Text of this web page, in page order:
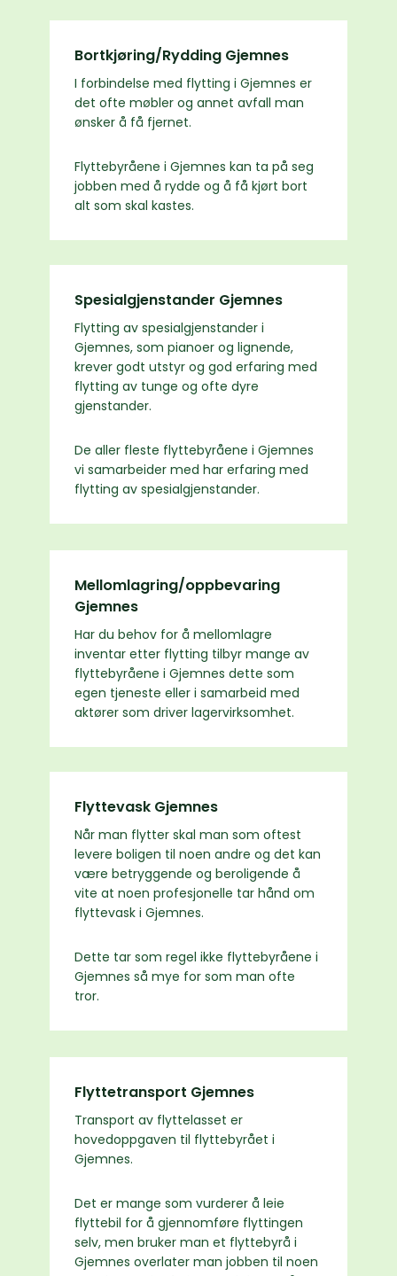
Bortkjøring/Rydding Gjemnes
I forbindelse med flytting i Gjemnes er
det ofte møbler og annet avfall man
ønsker å få fjernet.
Flyttebyråene i Gjemnes kan ta på seg
jobben med å rydde og å få kjørt bort
alt som skal kastes.
Spesialgjenstander Gjemnes
Flytting av spesialgjenstander i
Gjemnes, som pianoer og lignende,
krever godt utstyr og god erfaring med
flytting av tunge og ofte dyre
gjenstander.
De aller fleste flyttebyråene i Gjemnes
vi samarbeider med har erfaring med
flytting av spesialgjenstander.
Mellomlagring/oppbevaring
Gjemnes
Har du behov for å mellomlagre
inventar etter flytting tilbyr mange av
flyttebyråene i Gjemnes dette som
egen tjeneste eller i samarbeid med
aktører som driver lagervirksomhet.
Flyttevask Gjemnes
Når man flytter skal man som oftest
levere boligen til noen andre og det kan
være betryggende og beroligende å
vite at noen profesjonelle tar hånd om
flyttevask i Gjemnes.
Dette tar som regel ikke flyttebyråene i
Gjemnes så mye for som man ofte
tror.
Flyttetransport Gjemnes
Transport av flyttelasset er
hovedoppgaven til flyttebyrået i
Gjemnes.
Det er mange som vurderer å leie
flyttebil for å gjennomføre flyttingen
selv, men bruker man et flyttebyrå i
Gjemnes overlater man jobben til noen